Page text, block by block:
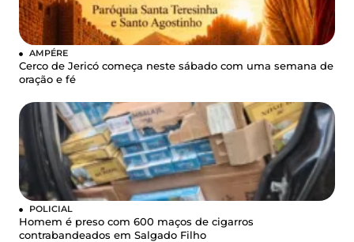
AMPÉRE
Cerco de Jericó começa neste sábado com uma semana de
oração e fé
POLICIAL
Homem é preso com 600 maços de cigarros
contrabandeados em Salgado Filho